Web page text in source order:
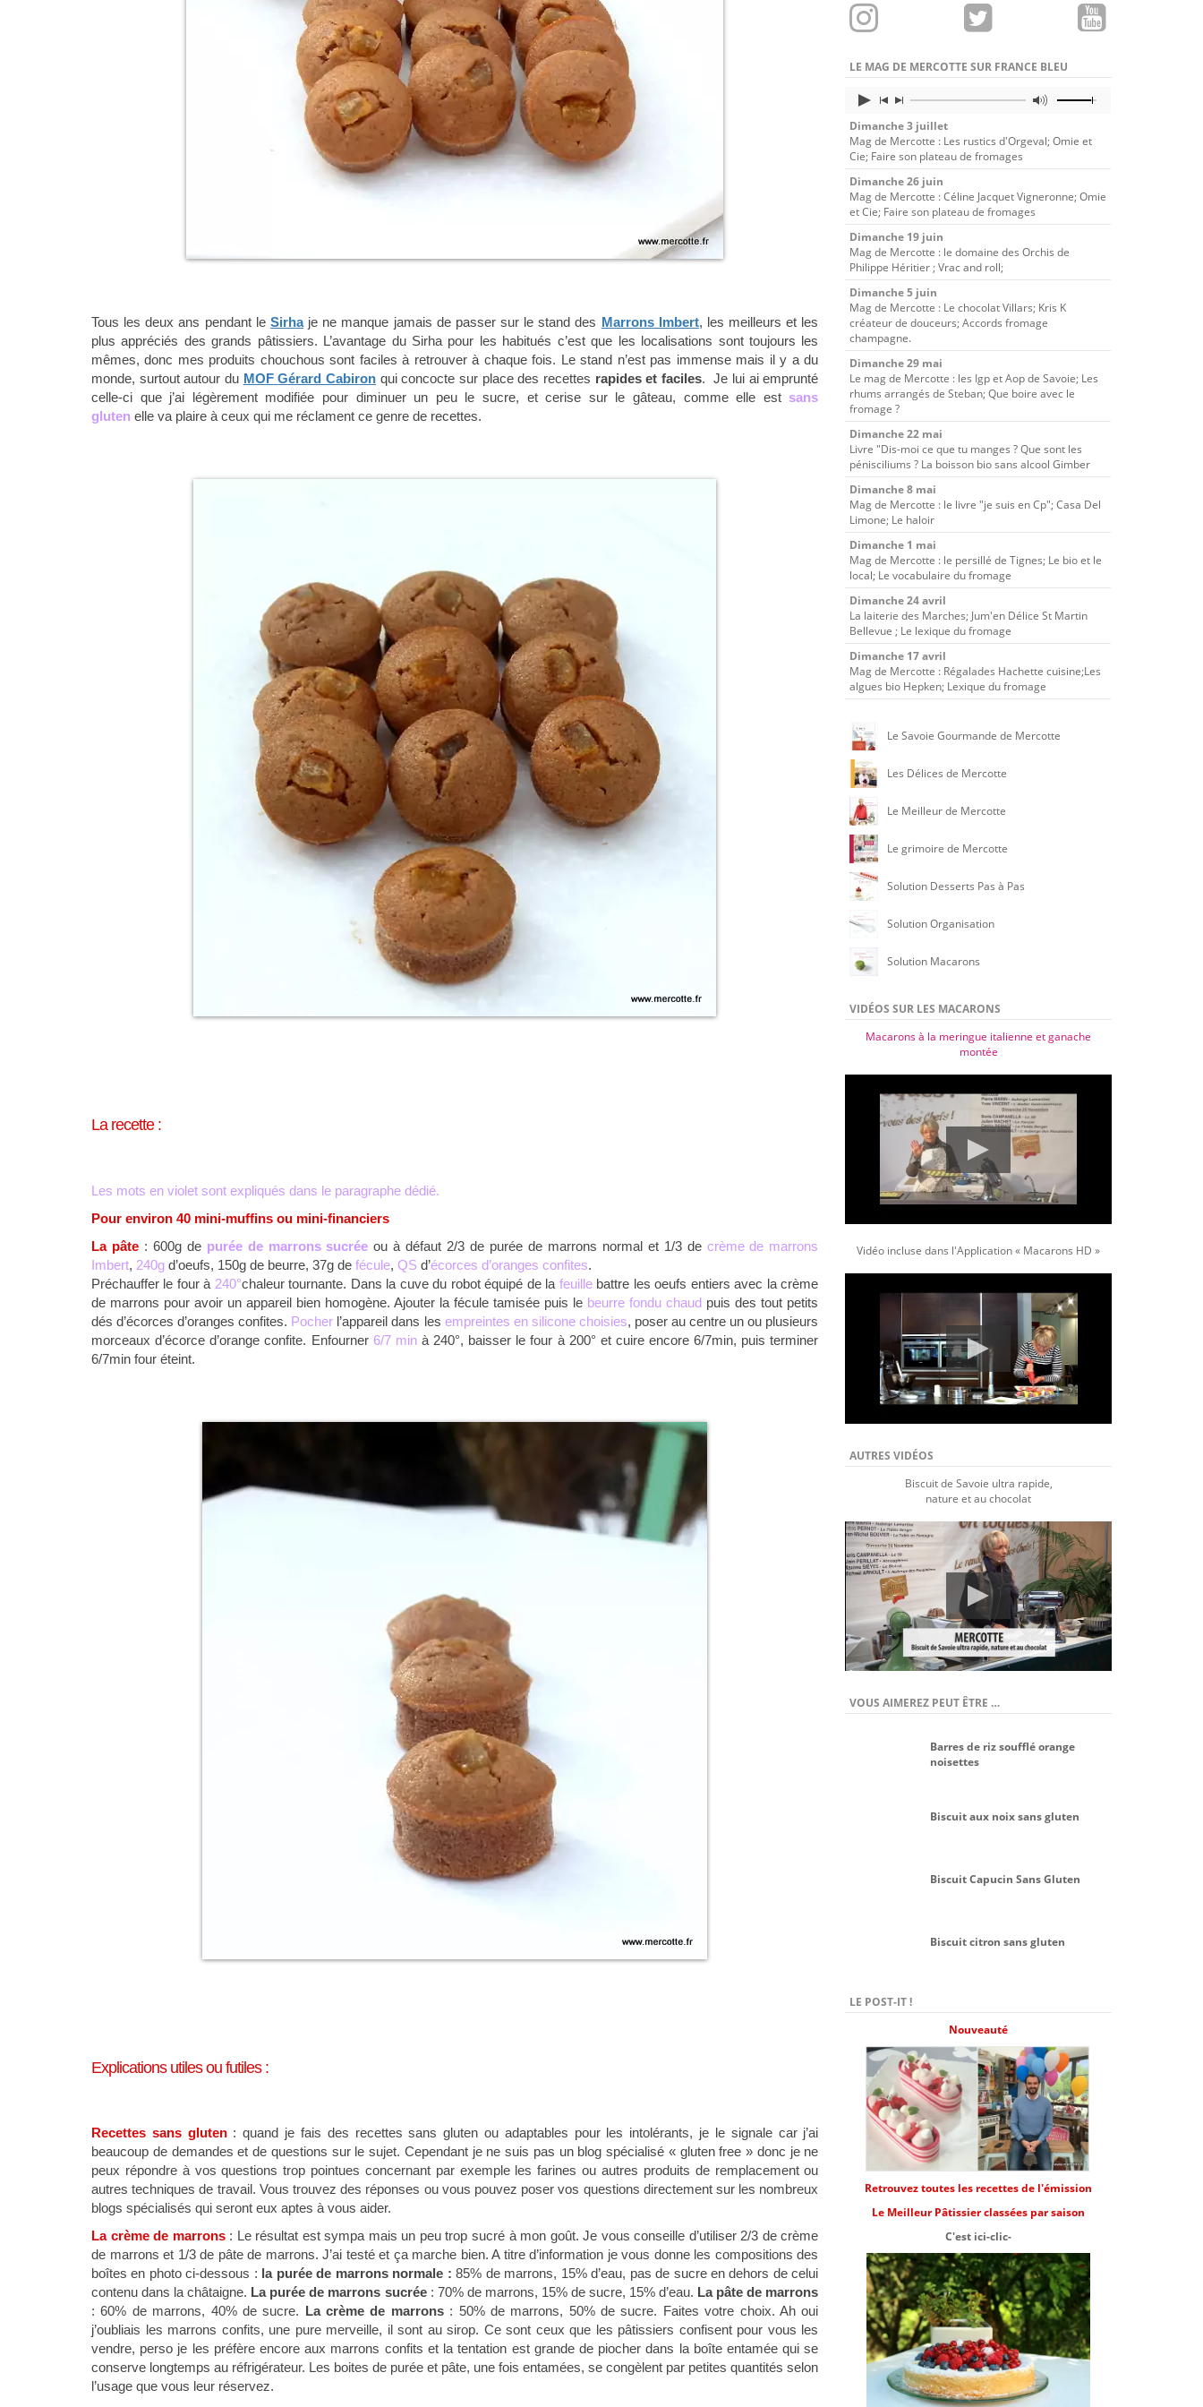
Tous les deux ans pendant le Sirhaje ne manque jamais de passer sur le stand des Marrons Imbert, les meilleurs et les
plus appréciés des grands pâtissiers. L’avantage du Sirha pour les habitués c’est que les localisations sont toujours les
mêmes, donc mes produits chouchous sont faciles à retrouver à chaque fois. Le stand n’est pas immense mais il y a du
monde, surtout autour du MOF Gérard Cabiron qui concocte sur place des recettes rapides et faciles. Je lui ai emprunté
celle-ci que j’ai légèrement modifiée pour diminuer un peu le sucre, et cerise sur le gâteau, comme elle est sans
gluten elle va plaire à ceux qui me réclament ce genre de recettes.
La recette :
Les mots en violet sont expliqués dans le paragraphe dédié.
Pour environ 40 mini-muffins ou mini-financiers
La pâte : 600g de purée de marrons sucrée ou à défaut 2/3 de purée de marrons normal et 1/3 de crème de marrons
Imbert, 240g d’oeufs, 150g de beurre, 37g de fécule, QS d’écorces d’oranges confites.
Préchauffer le four à 240°chaleur tournante. Dans la cuve du robot équipé de la feuillebattre les oeufs entiers avec la crème
de marrons pour avoir un appareil bien homogène. Ajouter la fécule tamisée puis le beurre fondu chaud puis des tout petits
dés d’écorces d’oranges confites. Pocher l’appareil dans les empreintes en silicone choisies, poser au centre un ou plusieurs
morceaux d’écorce d’orange confite. Enfourner 6/7 minà 240°, baisser le four à 200° et cuire encore 6/7min, puis terminer
6/7min four éteint.
Explications utiles ou futiles :
Recettes sans gluten : quand je fais des recettes sans gluten ou adaptables pour les intolérants, je le signale car j’ai
beaucoup de demandes et de questions sur le sujet. Cependant je ne suis pas un blog spécialisé « gluten free » donc je ne
peux répondre à vos questions trop pointues concernant par exemple les farines ou autres produits de remplacement ou
autres techniques de travail. Vous trouvez des réponses ou vous pouvez poser vos questions directement sur les nombreux
blogs spécialisés qui seront eux aptes à vous aider.
La crème de marrons: Le résultat est sympa mais un peu trop sucré à mon goût. Je vous conseille d’utiliser 2/3 de crème
de marrons et 1/3 de pâte de marrons. J’ai testé et ça marche bien. A titre d’information je vous donne les compositions des
boîtes en photo ci-dessous : la purée de marrons normale :85% de marrons, 15% d’eau, pas de sucre en dehors de celui
contenu dans la châtaigne. La purée de marrons sucrée: 70% de marrons, 15% de sucre, 15% d’eau. La pâte de marrons
: 60% de marrons, 40% de sucre. La crème de marrons: 50% de marrons, 50% de sucre. Faites votre choix. Ah oui
j’oubliais les marrons confits, une pure merveille, il sont au sirop. Ce sont ceux que les pâtissiers confisent pour vous les
vendre, perso je les préfère encore aux marrons confits et la tentation est grande de piocher dans la boîte entamée qui se
conserve longtemps au réfrigérateur. Les boites de purée et pâte, une fois entamées, se congèlent par petites quantités selon
l’usage que vous leur réservez.
LE MAG DE MERCOTTE SUR FRANCE BLEU
Dimanche 3 juillet
Mag de Mercotte : Les rustics d'Orgeval; Omie et
Cie; Faire son plateau de fromages
Dimanche 26 juin
Mag de Mercotte : Céline Jacquet Vigneronne; Omie
et Cie; Faire son plateau de fromages
Dimanche 19 juin
Mag de Mercotte : le domaine des Orchis de
Philippe Héritier ; Vrac and roll;
Dimanche 5 juin
Mag de Mercotte : Le chocolat Villars; Kris K
créateur de douceurs; Accords fromage
champagne.
Dimanche 29 mai
Le mag de Mercotte : les Igp et Aop de Savoie; Les
rhums arrangés de Steban; Que boire avec le
fromage ?
Dimanche 22 mai
Livre "Dis-moi ce que tu manges ? Que sont les
pénisciliums ? La boisson bio sans alcool Gimber
Dimanche 8 mai
Mag de Mercotte : le livre "je suis en Cp"; Casa Del
Limone; Le haloir
Dimanche 1 mai
Mag de Mercotte : le persillé de Tignes; Le bio et le
local; Le vocabulaire du fromage
Dimanche 24 avril
La laiterie des Marches; Jum'en Délice St Martin
Bellevue ; Le lexique du fromage
Dimanche 17 avril
Mag de Mercotte : Régalades Hachette cuisine;Les
algues bio Hepken; Lexique du fromage
Le Savoie Gourmande de Mercotte
Les Délices de Mercotte
Le Meilleur de Mercotte
Le grimoire de Mercotte
Solution Desserts Pas à Pas
Solution Organisation
Solution Macarons
VIDÉOS SUR LES MACARONS
Macarons à la meringue italienne et ganache
montée
Vidéo incluse dans l'Application « Macarons HD »
AUTRES VIDÉOS
Biscuit de Savoie ultra rapide,
nature et au chocolat
VOUS AIMEREZ PEUT ÊTRE …
Barres de riz soufflé orange
noisettes
Biscuit aux noix sans gluten
Biscuit Capucin Sans Gluten
Biscuit citron sans gluten
LE POST-IT !
Nouveauté
Retrouvez toutes les recettes de l'émission
Le Meilleur Pâtissier classées par saison
C'est ici-clic-